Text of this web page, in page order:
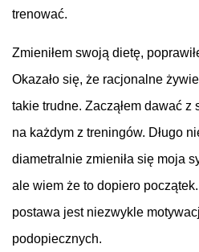
trenować.
Zmieniłem swoją dietę,
Okazało się, że racjonalne
takie trudne. Zacząłem dawać
na każdym z treningów. Długo
diametralnie zmieniła się moja
ale wiem że to dopiero
postawa jest niezwykle
podopiecznych.